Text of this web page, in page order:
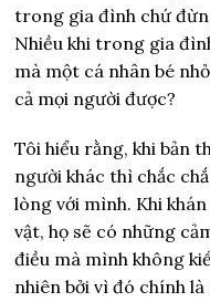
trong gia đình chứ
Nhiều khi trong gia
mà một cá nhân bé
cả mọi người được?
Tôi hiểu rằng, khi bản
người khác thì chắc
lòng với mình. Khi
vật, họ sẽ có những
điều mà mình không
nhiên bởi vì đó chính